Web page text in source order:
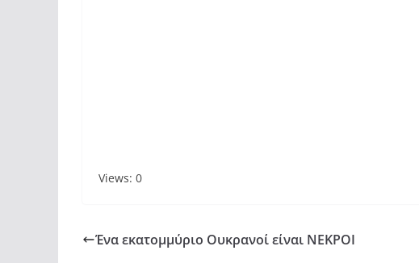
Views: 0
Ένα εκατομμύριο Ουκρανοί είναι ΝΕΚΡΟΙ